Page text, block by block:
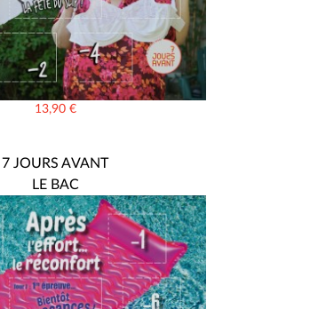
13,90 €
7 JOURS AVANT
LE BAC